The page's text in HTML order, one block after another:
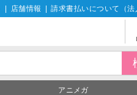
店舗情報 請求書払いについて（法
アニメガ